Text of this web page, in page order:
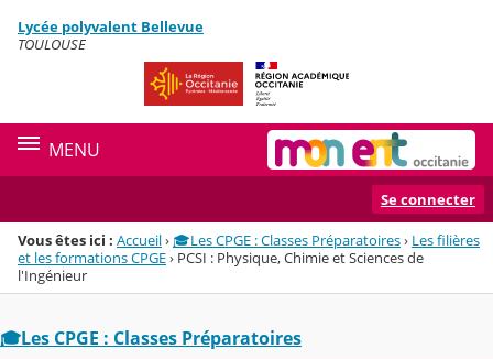
Menu de la rubrique
Contenu
Lycée polyvalent Bellevue
TOULOUSE
MENU
Se connecter
Vous êtes ici : Accueil› 🎓Les CPGE : Classes Préparatoires› Les filières
et les formations CPGE› PCSI : Physique, Chimie et Sciences de
l'Ingénieur
🎓Les CPGE : Classes Préparatoires